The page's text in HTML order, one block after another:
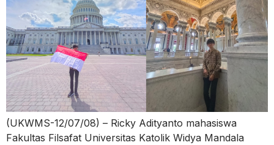
(UKWMS-12/07/08) – Ricky Adityanto mahasiswa
Fakultas Filsafat Universitas Katolik Widya Mandala